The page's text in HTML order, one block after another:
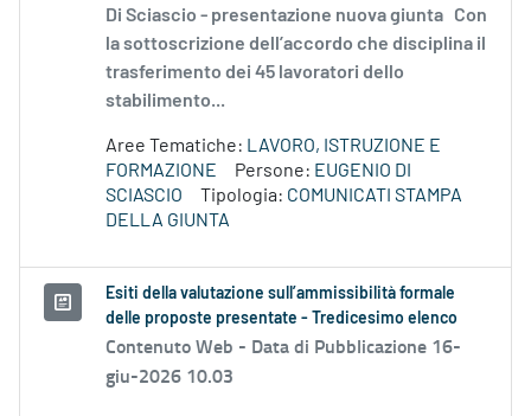
Di Sciascio - presentazione nuova giunta Con
la sottoscrizione dell’accordo che disciplina il
trasferimento dei 45 lavoratori dello
stabilimento...
Aree Tematiche: LAVORO, ISTRUZIONE E
FORMAZIONE
Persone: EUGENIO DI
SCIASCIO
Tipologia: COMUNICATI STAMPA
DELLA GIUNTA
Esiti della valutazione sull’ammissibilità formale
delle proposte presentate - Tredicesimo elenco
Contenuto Web - Data di Pubblicazione 16-
giu-2026 10.03